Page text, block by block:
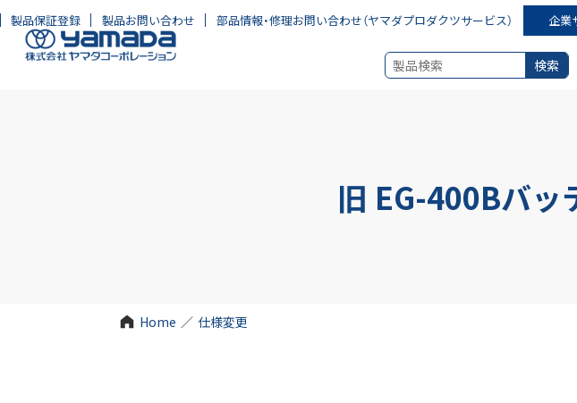
製品保証登録 製品お問い合わせ 部品情報・修理お問い合わせ（ヤマダプロダクツサービス） 企業
旧 EG-400Bバッ
Home ／ 仕様変更